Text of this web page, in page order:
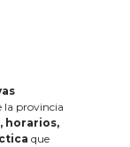
la provincia
horarios,
que